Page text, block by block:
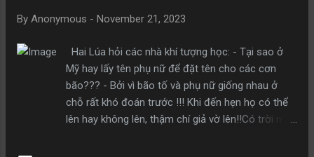
sợ đến nỗi hồn bay phách lạc. May đúng lúc đó,
đó không nói năng gì. Tôi hỏi: “Mẹ ơi, sao mẹ lại
ngồi đây thế?” Bà đứng dậy, lắc đầu, đến bản thân
bà cũng không biết vì sao mình lại ngồi đây. Quay
về phòng, vợ tôi vẫn thao thức. Cô giận dỗi: “Ngày
nào cũng như thế này thì làm sao mà sống nổi
By Anonymous - November 21, 2023
Hai Lúa hỏi các nhà khí tượng học: - Tại sao ở
Mỹ hay lấy tên phụ nữ để đặt tên cho các cơn
bão??? - Bởi vì bão tố và phụ nữ giống nhau ở
chỗ rất khó đoán trước !!! Khi đến hẹn họ có thể
lên hay không lên, thậm chí giả vờ lên!!Có trời mới